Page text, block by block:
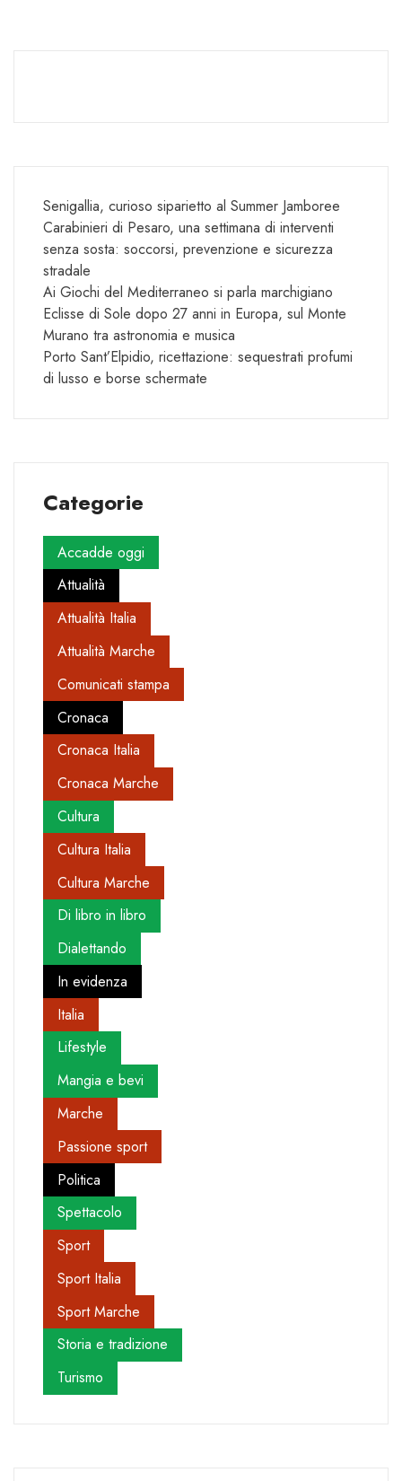
Senigallia, curioso siparietto al Summer Jamboree
Carabinieri di Pesaro, una settimana di interventi
senza sosta: soccorsi, prevenzione e sicurezza
stradale
Ai Giochi del Mediterraneo si parla marchigiano
Eclisse di Sole dopo 27 anni in Europa, sul Monte
Murano tra astronomia e musica
Porto Sant’Elpidio, ricettazione: sequestrati profumi
di lusso e borse schermate
Categorie
Accadde oggi
Attualità
Attualità Italia
Attualità Marche
Comunicati stampa
Cronaca
Cronaca Italia
Cronaca Marche
Cultura
Cultura Italia
Cultura Marche
Di libro in libro
Dialettando
In evidenza
Italia
Lifestyle
Mangia e bevi
Marche
Passione sport
Politica
Spettacolo
Sport
Sport Italia
Sport Marche
Storia e tradizione
Turismo